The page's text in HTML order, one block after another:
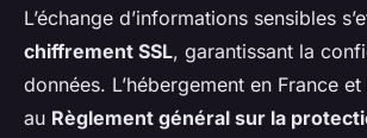
L’échange d’informations sensibles
chiffrement SSL, garantissant la
données. L’hébergement en France
au Règlement général sur la